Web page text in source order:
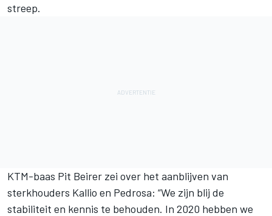
streep.
KTM-baas Pit Beirer zei over het aanblijven van
sterkhouders Kallio en Pedrosa: “We zijn blij de
stabiliteit en kennis te behouden. In 2020 hebben we